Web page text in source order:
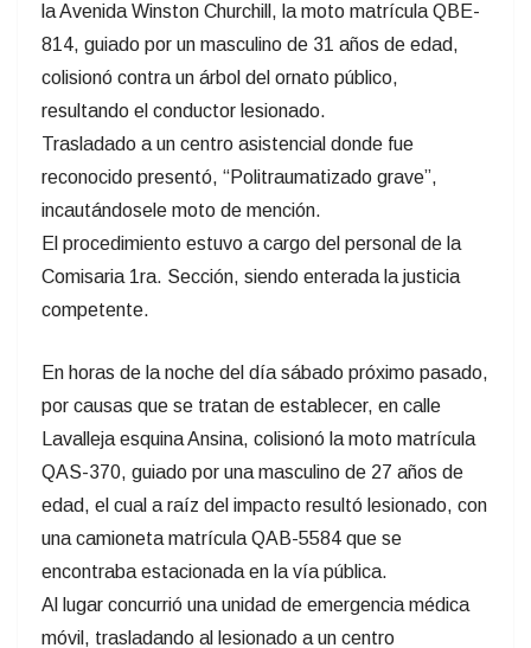
la Avenida Winston Churchill, la moto matrícula QBE-
814, guiado por un masculino de 31 años de edad,
colisionó contra un árbol del ornato público,
resultando el conductor lesionado.
Trasladado a un centro asistencial donde fue
reconocido presentó, “Politraumatizado grave”,
incautándosele moto de mención.
El procedimiento estuvo a cargo del personal de la
Comisaria 1ra. Sección, siendo enterada la justicia
competente.
En horas de la noche del día sábado próximo pasado,
por causas que se tratan de establecer, en calle
Lavalleja esquina Ansina, colisionó la moto matrícula
QAS-370, guiado por una masculino de 27 años de
edad, el cual a raíz del impacto resultó lesionado, con
una camioneta matrícula QAB-5584 que se
encontraba estacionada en la vía pública.
Al lugar concurrió una unidad de emergencia médica
móvil, trasladando al lesionado a un centro